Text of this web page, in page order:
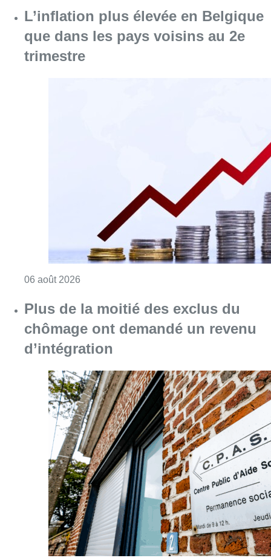
L’inflation plus élevée en Belgique
que dans les pays voisins au 2e
trimestre
06 août 2026
Plus de la moitié des exclus du
chômage ont demandé un revenu
d’intégration